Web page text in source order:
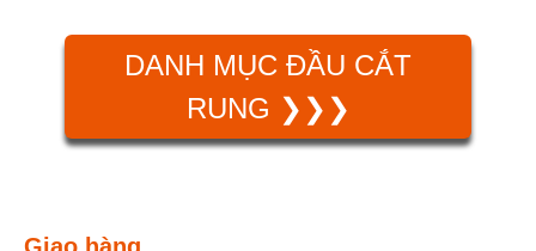
DANH MỤC ĐẦU CẮT
RUNG ❯❯❯